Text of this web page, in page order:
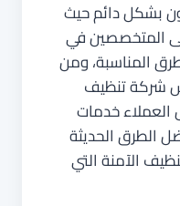
بشكل دائم حيث
المتخصصين في
المناسبة، ومن
شركة تنظيف
خدمات
الطرق الحديثة
الآمنة التي